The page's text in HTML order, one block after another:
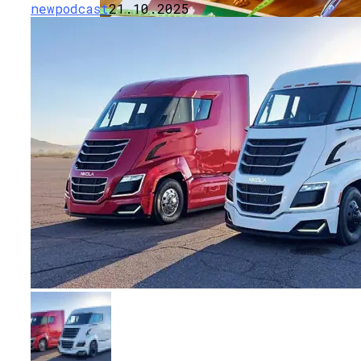
Как Мы Худеем: 8 Этапов Похудения У
Мужчин И Женщин
newpodcast21.10.2025